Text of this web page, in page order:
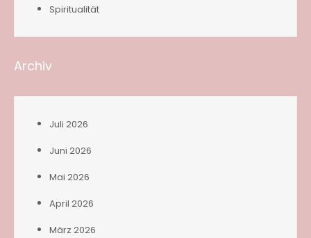
Spiritualität
Archiv
Juli 2026
Juni 2026
Mai 2026
April 2026
März 2026